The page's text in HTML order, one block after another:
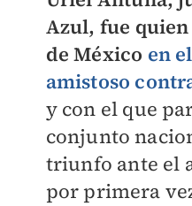
Azul, fue
de México en
amistoso
y con el que
conjunto
triunfo ante el
por primera